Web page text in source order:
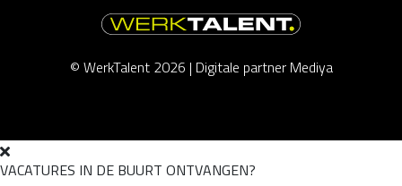
© WerkTalent 2026 | Digitale partner Mediya
VACATURES IN DE BUURT ONTVANGEN?